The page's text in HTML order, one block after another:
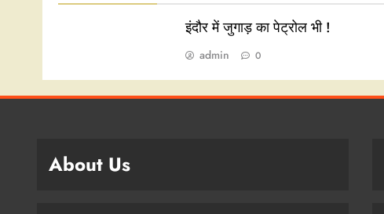
इंदौर में जुगाड़ का पेट्रोल भी !
admin 0
About Us